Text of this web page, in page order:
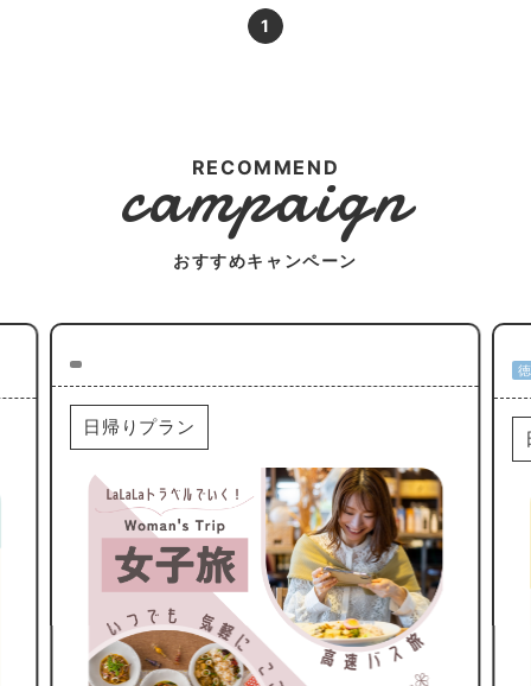
1
RECOMMEND
campaign
おすすめキャンペーン
日帰りプラン